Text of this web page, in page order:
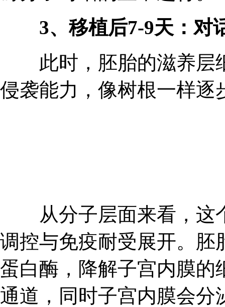
3、移植后7-9天：对
此时，胚胎的滋养层
侵袭能力，像树根一样逐
从分子层面来看，这
调控与免疫耐受展开。胚
蛋白酶，降解子宫内膜的
通道，同时子宫内膜会分